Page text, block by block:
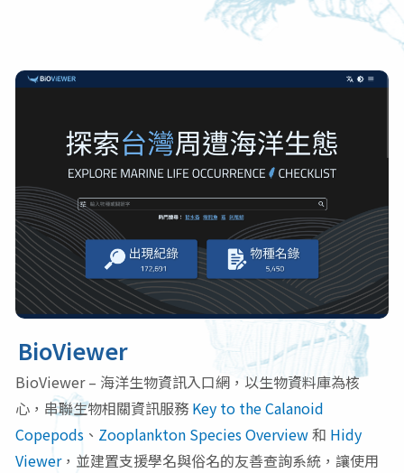
BioViewer
BioViewer – 海洋生物資訊入口網，以生物資料庫為核
心，串聯生物相關資訊服務 Key to the Calanoid
Copepods 、 Zooplankton Species Overview和 Hidy
Viewer，並建置支援學名與俗名的友善查詢系統，讓使用